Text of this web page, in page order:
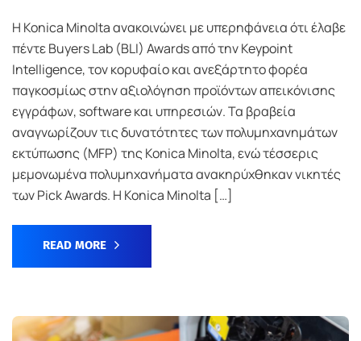
Η Konica Minolta ανακοινώνει με υπερηφάνεια ότι έλαβε
πέντε Buyers Lab (BLI) Awards από την Keypoint
Intelligence, τον κορυφαίο και ανεξάρτητο φορέα
παγκοσμίως στην αξιολόγηση προϊόντων απεικόνισης
εγγράφων, software και υπηρεσιών. Τα βραβεία
αναγνωρίζουν τις δυνατότητες των πολυμηχανημάτων
εκτύπωσης (MFP) της Konica Minolta, ενώ τέσσερις
μεμονωμένα πολυμηχανήματα ανακηρύχθηκαν νικητές
των Pick Awards. Η Konica Minolta […]
READ MORE